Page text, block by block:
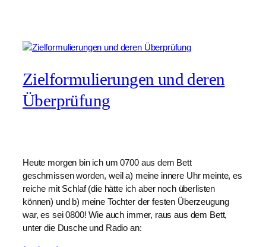
Zielformulierungen und deren
Überprüfung
Heute morgen bin ich um 0700 aus dem Bett
geschmissen worden, weil a) meine innere Uhr meinte, es
reiche mit Schlaf (die hätte ich aber noch überlisten
können) und b) meine Tochter der festen Überzeugung
war, es sei 0800! Wie auch immer, raus aus dem Bett,
unter die Dusche und Radio an: